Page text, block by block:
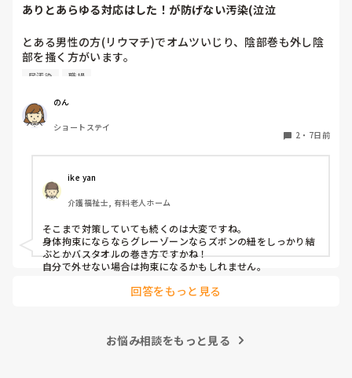
のケアマネにも報告、家族にも報告で正直めんどくさい事にな
すが。
パッと見て、パッと確認できる、程度なら見ます。
になりますよね。
一緒に家を探すは、流石に無理です。無いことを報告して、ス
ルーするか、持ってきてもらう。位じゃないかな？無かった時
そうなる可能性が高いのであれば、一式ここに置いてますの
で、取っていって下さい。と言われる方が助かります。例え
ば、義母が届かない靴棚の上とか、裏の倉庫とか？
予備置いてる。でも良いかも知れませんが。
利用者の家に予定外の５分滞在しただけで、後ろの迎えに行く
ありとあらゆる対応はした！が防げない汚染(泣泣
とある男性の方(リウマチ)でオムツいじり、陰部巻も外し陰
部を搔く方がいます。
特に夜間帯が多くよく尿汚染し布団、衣類、ラバー全て交換
ミトンはできません。
両手の甲に皮下出血があり皮膚がものすごく弱いです。
色々試しました。
介護服を試そうと意見がありましたが伸びない素材しかない
ので服を着てる最中に剥離の恐れで出来ないです。
何をしてもいじります。
対処法はもうないでしょうか？
尿汚染 職場
のん
ショートステイ
2 ・ 7日前
ike yan
介護福祉士, 有料老人ホーム
そこまで対策していても続くのは大変ですね。
身体拘束にならならグレーゾーンならズボンの紐をしっかり結
ぶとかバスタオルの巻き方ですかね！
自分で外せない場合は拘束になるかもしれません。
回答をもっと見る
お悩み相談をもっと見る